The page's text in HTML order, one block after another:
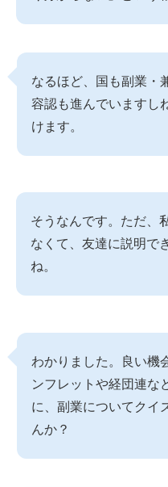
なるほど、国も副業・
容認も進んでいますし
けます。
そうなんです。ただ、
なくて、友達に説明で
ね。
わかりました。良い機
ンフレットや経団連な
に、副業についてクイ
んか？